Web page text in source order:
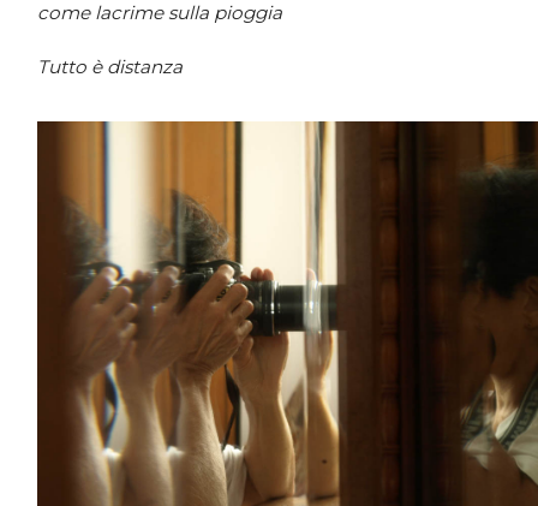
come lacrime sulla pioggia
Tutto è distanza